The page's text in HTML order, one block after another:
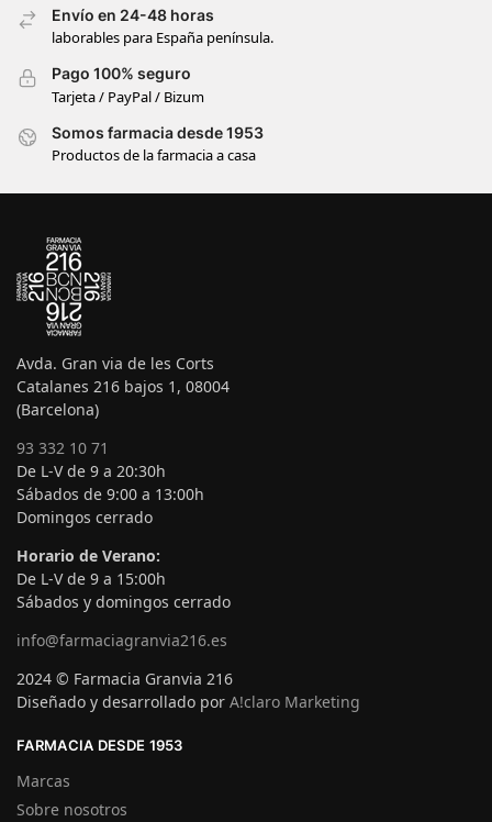
Envío en 24-48 horas
laborables para España península.
Pago 100% seguro
Tarjeta / PayPal / Bizum
Somos farmacia desde 1953
Productos de la farmacia a casa
Avda. Gran via de les Corts
Catalanes 216 bajos 1, 08004
(Barcelona)
93 332 10 71
De L-V de 9 a 20:30h
Sábados de 9:00 a 13:00h
Domingos cerrado
Horario de Verano:
De L-V de 9 a 15:00h
Sábados y domingos cerrado
info@farmaciagranvia216.es
2024 © Farmacia Granvia 216
Diseñado y desarrollado por A!claro Marketing
FARMACIA DESDE 1953
Marcas
Sobre nosotros